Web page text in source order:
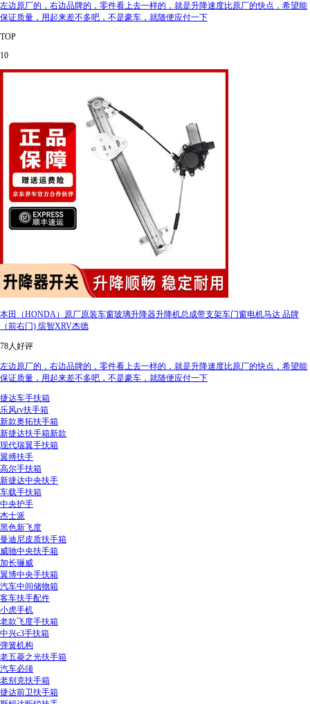
左边原厂的，右边品牌的，零件看上去一样的，就是升降速度比原厂的快点，希望能
保证质量，用起来差不多吧，不是豪车，就随便应付一下
TOP
10
本田（HONDA）原厂原装车窗玻璃升降器升降机总成带支架车门窗电机马达 品牌
（前右门) 缤智XRV杰德
78人好评
左边原厂的，右边品牌的，零件看上去一样的，就是升降速度比原厂的快点，希望能
保证质量，用起来差不多吧，不是豪车，就随便应付一下
捷达车手扶箱
乐风rv扶手箱
新款奥拓扶手箱
新捷达扶手箱新款
现代瑞翼手扶箱
翼搏扶手
高尔手扶箱
新捷达中央扶手
车载手扶箱
中央护手
杰士派
黑色新飞度
曼迪尼皮质扶手箱
威驰中央扶手箱
加长骊威
翼博中央手扶箱
汽车中间储物箱
客车扶手配件
小虎手机
老款飞度手扶箱
中兴c3手扶箱
弹簧机构
老五菱之光扶手箱
汽车必须
老别克扶手箱
捷达前卫扶手箱